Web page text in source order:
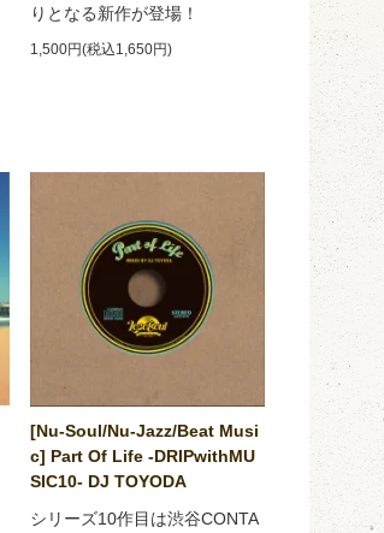
りとなる新作が登場！
1,500円(税込1,650円)
[Nu-Soul/Nu-Jazz/Beat Musi
c] Part Of Life -DRIPwithMU
SIC10- DJ TOYODA
シリーズ10作目は渋谷CONTA